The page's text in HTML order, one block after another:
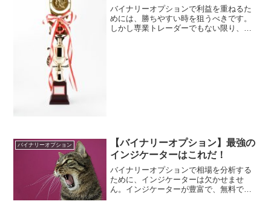
バイナリーオプションで利益を重ねるた
めには、勝ちやすい時を狙うべきです。
しかし専業トレーダーでもない限り、パ
バイナリーオプション
【バイナリーオプション】最強の
インジケーターはこれだ！
バイナリーオプションで相場を分析する
ために、インジケーターは欠かせませ
ん。インジケーターが豊富で、無料で使